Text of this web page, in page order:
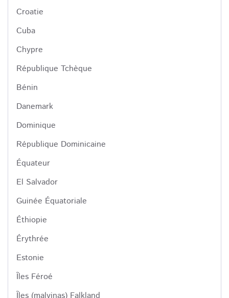
Croatie
Cuba
Chypre
République Tchèque
Bénin
Danemark
Dominique
République Dominicaine
Équateur
El Salvador
Guinée Équatoriale
Éthiopie
Érythrée
Estonie
Îles Féroé